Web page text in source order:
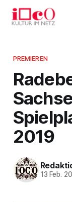
PREMIEREN
2019
13 Feb.